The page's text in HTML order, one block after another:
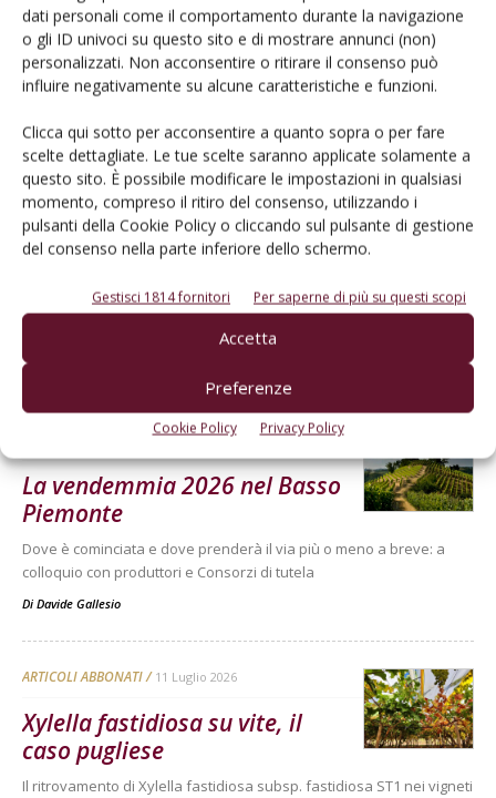
dati personali come il comportamento durante la navigazione
o gli ID univoci su questo sito e di mostrare annunci (non)
personalizzati. Non acconsentire o ritirare il consenso può
influire negativamente su alcune caratteristiche e funzioni.
Clicca qui sotto per acconsentire a quanto sopra o per fare
scelte dettagliate. Le tue scelte saranno applicate solamente a
questo sito. È possibile modificare le impostazioni in qualsiasi
momento, compreso il ritiro del consenso, utilizzando i
pulsanti della Cookie Policy o cliccando sul pulsante di gestione
del consenso nella parte inferiore dello schermo.
Gestisci 1814 fornitori Per saperne di più su questi scopi
Accetta
Preferenze
Cookie Policy Privacy Policy
L'Esperto risponde
I consigli di Terra e Vita agli agricoltori
Cerca adesso
8 Agosto 2026
La vendemmia 2026 nel Basso
Piemonte
Dove è cominciata e dove prenderà il via più o meno a breve: a
colloquio con produttori e Consorzi di tutela
Di Davide Gallesio
ARTICOLI ABBONATI 11 Luglio 2026
Xylella fastidiosa su vite, il
caso pugliese
Il ritrovamento di Xylella fastidiosa subsp. fastidiosa ST1 nei vigneti